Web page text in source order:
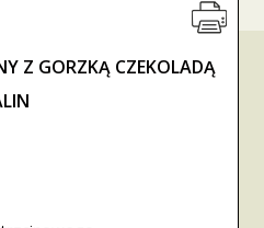
Z GORZKĄ CZEKOLADĄ